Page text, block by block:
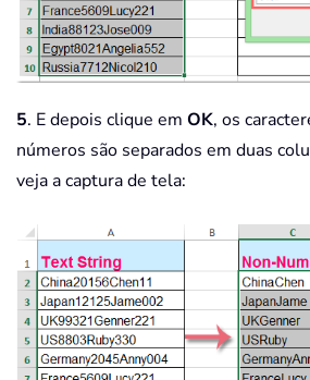
5. E depois clique em OK, os
números são separados em duas
veja a captura de tela: